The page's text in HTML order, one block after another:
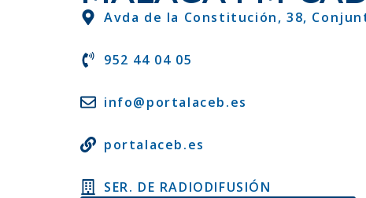
Avda de la Constitución, 38,
952 44 04 05
info@portalaceb.es
portalaceb.es
SER. DE RADIODIFUSIÓN